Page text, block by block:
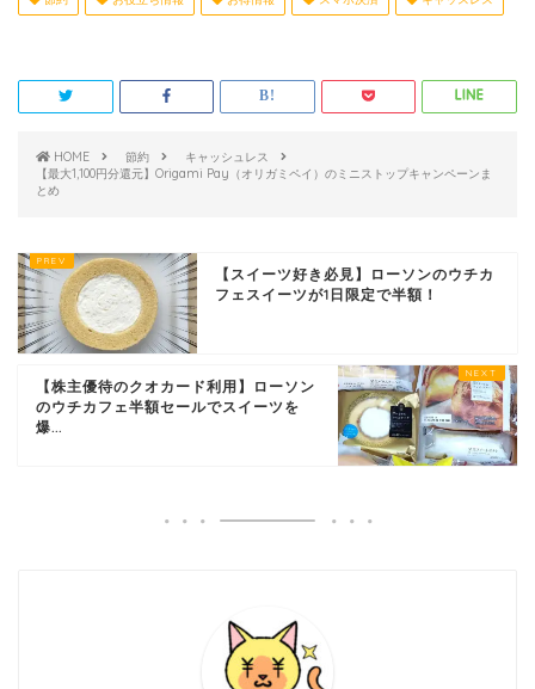
HOME 節約
キャッシュレス
【最大1,100円分還元】Origami Pay（オリガミペイ）のミニストップキャンペーンま
とめ
【スイーツ好き必見】ローソンのウチカ
フェスイーツが1日限定で半額！
【株主優待のクオカード利用】ローソン
のウチカフェ半額セールでスイーツを
爆...